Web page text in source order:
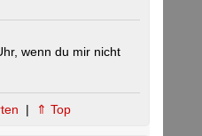
wenn du mir nicht
| ⇑ Top